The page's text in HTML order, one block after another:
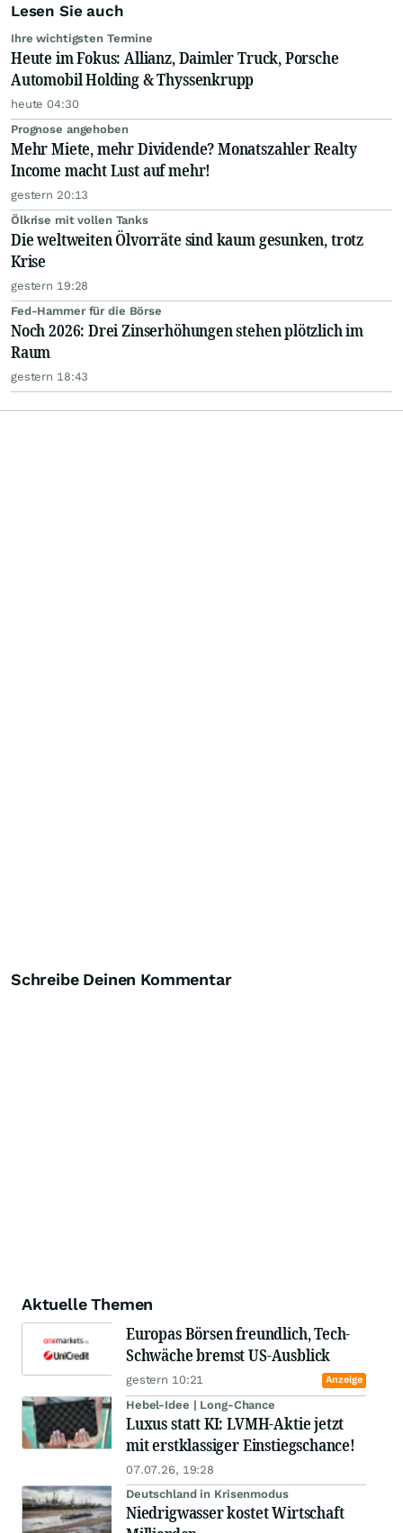
Lesen Sie auch
Ihre wichtigsten Termine
Heute im Fokus: Allianz, Daimler Truck, Porsche
Automobil Holding & Thyssenkrupp
heute 04:30
Prognose angehoben
Mehr Miete, mehr Dividende? Monatszahler Realty
Income macht Lust auf mehr!
gestern 20:13
Ölkrise mit vollen Tanks
Die weltweiten Ölvorräte sind kaum gesunken, trotz
Krise
gestern 19:28
Fed-Hammer für die Börse
Noch 2026: Drei Zinserhöhungen stehen plötzlich im
Raum
gestern 18:43
Schreibe Deinen Kommentar
Aktuelle Themen
Europas Börsen freundlich, Tech-
Schwäche bremst US-Ausblick
gestern 10:21 Anzeige
Hebel-Idee | Long-Chance
Luxus statt KI: LVMH-Aktie jetzt
mit erstklassiger Einstiegschance!
07.07.26, 19:28
Deutschland in Krisenmodus
Niedrigwasser kostet Wirtschaft